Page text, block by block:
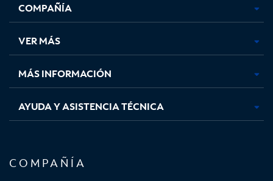
abre
en
pestaña
nueva
abre
en
pestaña
nueva
abre
en
pestaña
nueva
en
nueva
COMPAÑÍA
VER MÁS
MÁS INFORMACIÓN
AYUDA Y ASISTENCIA TÉCNICA
COMPAÑÍA